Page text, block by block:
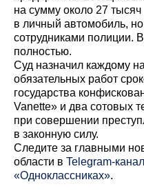
на сумму около 27 тысяч
в личный автомобиль,
сотрудниками полиции.
полностью.
Суд назначил каждому
обязательных работ
государства
Vanette» и два сотовых
при совершении
в законную силу.
Cледите за главными
области в Telegram-
«Одноклассниках».